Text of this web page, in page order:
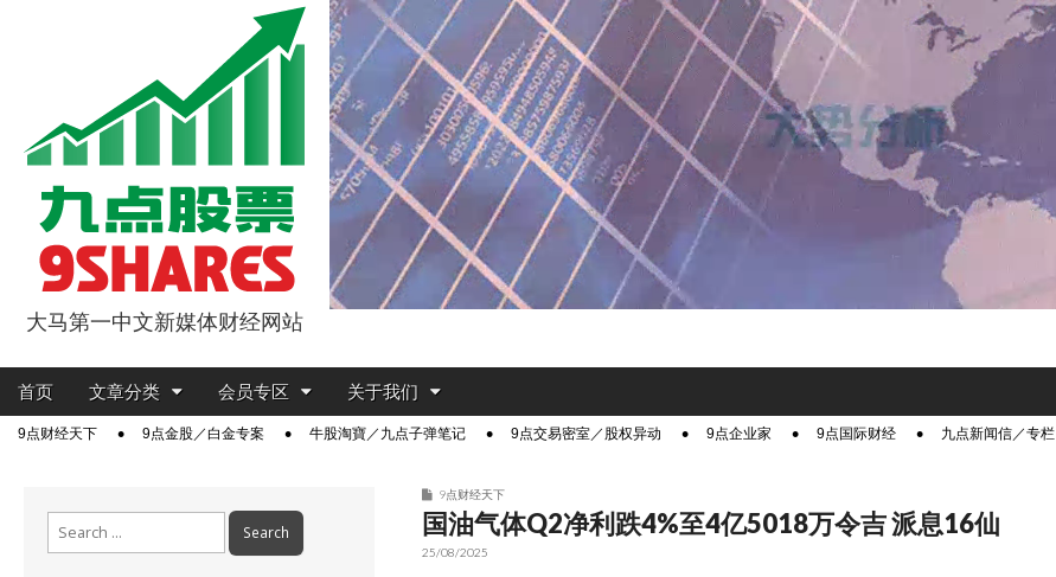
9点股票
大马第一中文新媒体财经网站
Main
Skip
content
首页 文章分类 会员专区 关于我们
Sub9点财经天下 9点金股／白金专案 牛股淘寶／九点子弹笔记 9点交易密室／股权异动 9点企业家 9点国际财经 九点新闻信／专栏
9点财经天下
国油气体Q2净利跌4%至4亿5018万令吉 派息16仙
25/08/2025